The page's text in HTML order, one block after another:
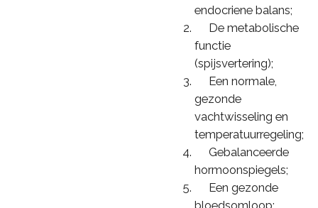
endocriene balans;
De metabolische
functie
(spijsvertering);
Een normale,
gezonde
vachtwisseling en
temperatuurregeling;
Gebalanceerde
hormoonspiegels;
Een gezonde
bloedsomloop;